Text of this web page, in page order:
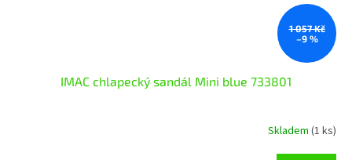
1 057 Kč
–9 %
IMAC chlapecký sandál Mini blue 733801
Skladem (1 ks)